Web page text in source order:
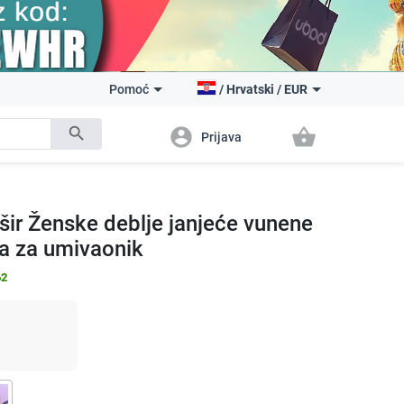
search
Pomoć / Hrvatski / EUR
account_circle Prijava shopping_basket
Ženske deblje janjeće vunene
za umivaonik